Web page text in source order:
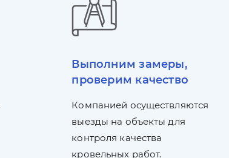
Выполним замеры,
проверим качество
Компанией осуществляются
выезды на объекты для
контроля качества
кровельных работ.